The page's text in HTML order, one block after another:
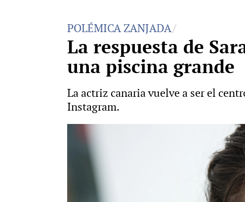
POLÉMICA ZANJADA
La respuesta de
una piscina grande
La actriz canaria vuelve a ser el
Instagram.